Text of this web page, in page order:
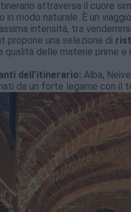
attraversa il cuore
in modo naturale. È un
intensità, tra
propone una selezione di
qualità delle materie prime
dell’itinerario: Alba,
da un forte legame con il